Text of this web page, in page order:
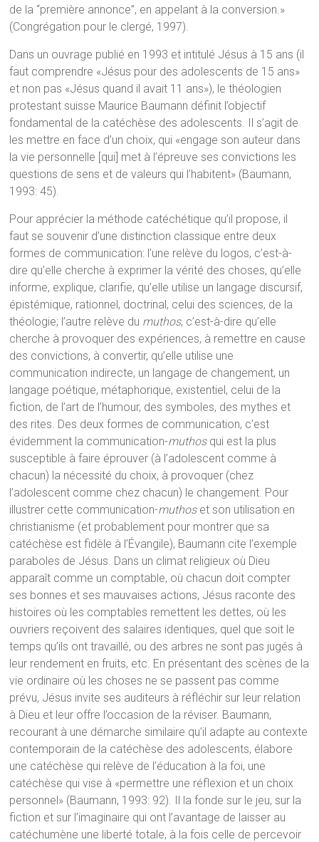
de la “première annonce”, en appelant à la conversion.»
(Congrégation pour le clergé, 1997).
Dans un ouvrage publié en 1993 et intitulé Jésus à 15 ans (il
faut comprendre «Jésus pour des adolescents de 15 ans»
et non pas «Jésus quand il avait 11 ans»), le théologien
protestant suisse Maurice Baumann définit l’objectif
fondamental de la catéchèse des adolescents. Il s’agit de
les mettre en face d’un choix, qui «engage son auteur dans
la vie personnelle [qui] met à l’épreuve ses convictions les
questions de sens et de valeurs qui l’habitent» (Baumann,
1993: 45).
Pour apprécier la méthode catéchétique qu’il propose, il
faut se souvenir d’une distinction classique entre deux
formes de communication: l’une relève du logos, c’est-à-
dire qu’elle cherche à exprimer la vérité des choses, qu’elle
informe, explique, clarifie, qu’elle utilise un langage discursif,
épistémique, rationnel, doctrinal, celui des sciences, de la
théologie; l’autre relève du muthos, c’est-à-dire qu’elle
cherche à provoquer des expériences, à remettre en cause
des convictions, à convertir, qu’elle utilise une
communication indirecte, un langage de changement, un
langage poétique, métaphorique, existentiel, celui de la
fiction, de l’art de l’humour, des symboles, des mythes et
des rites. Des deux formes de communication, c’est
évidemment la communication-muthosqui est la plus
susceptible à faire éprouver (à l’adolescent comme à
chacun) la nécessité du choix, à provoquer (chez
l’adolescent comme chez chacun) le changement. Pour
illustrer cette communication-muthoset son utilisation en
christianisme (et probablement pour montrer que sa
catéchèse est fidèle à l’Évangile), Baumann cite l’exemple
paraboles de Jésus. Dans un climat religieux où Dieu
apparaît comme un comptable, où chacun doit compter
ses bonnes et ses mauvaises actions, Jésus raconte des
histoires où les comptables remettent les dettes, où les
ouvriers reçoivent des salaires identiques, quel que soit le
temps qu’ils ont travaillé, ou des arbres ne sont pas jugés à
leur rendement en fruits, etc. En présentant des scènes de la
vie ordinaire où les choses ne se passent pas comme
prévu, Jésus invite ses auditeurs à réfléchir sur leur relation
à Dieu et leur offre l’occasion de la réviser. Baumann,
recourant à une démarche similaire qu’il adapte au contexte
contemporain de la catéchèse des adolescents, élabore
une catéchèse qui relève de l’éducation à la foi, une
catéchèse qui vise à «permettre une réflexion et un choix
personnel» (Baumann, 1993: 92). Il la fonde sur le jeu, sur la
fiction et sur l’imaginaire qui ont l’avantage de laisser au
catéchumène une liberté totale, à la fois celle de percevoir